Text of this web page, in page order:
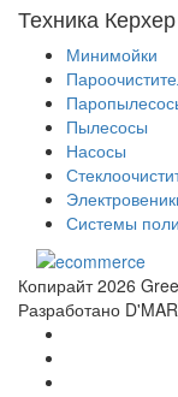
Техника Керхер
Минимойки
Пылесосы
Насосы
Системы
Копирайт 2026
Разработано